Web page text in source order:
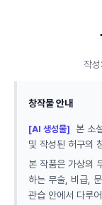
작
창작물 안내
[AI 생성물]
본 소
및 작성된 허구의
본 작품은 가상의
하는 무술, 비급,
관습 안에서 다루